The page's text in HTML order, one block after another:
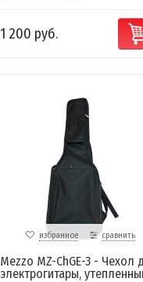
1 200 руб.
избранное сравнить
Mezzo MZ-ChGE-3 - Чехол
электрогитары,